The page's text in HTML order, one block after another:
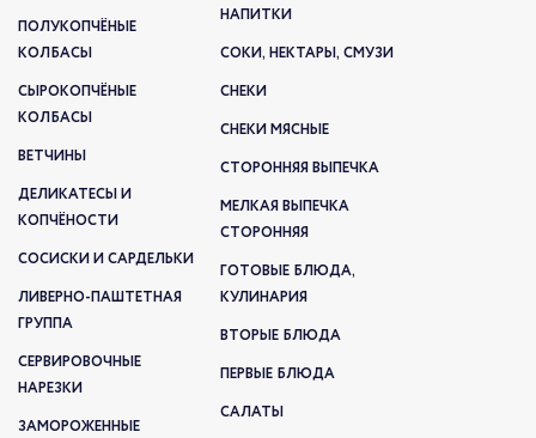
ПОЛУКОПЧЁНЫЕ
КОЛБАСЫ
СЫРОКОПЧЁНЫЕ
КОЛБАСЫ
ВЕТЧИНЫ
ДЕЛИКАТЕСЫ И
КОПЧЁНОСТИ
СОСИСКИ И САРДЕЛЬКИ
ЛИВЕРНО-ПАШТЕТНАЯ
ГРУППА
СЕРВИРОВОЧНЫЕ
НАРЕЗКИ
ЗАМОРОЖЕННЫЕ
НАПИТКИ
СОКИ, НЕКТАРЫ, СМУЗИ
СНЕКИ
СНЕКИ МЯСНЫЕ
СТОРОННЯЯ ВЫПЕЧКА
МЕЛКАЯ ВЫПЕЧКА
СТОРОННЯЯ
ГОТОВЫЕ БЛЮДА,
КУЛИНАРИЯ
ВТОРЫЕ БЛЮДА
ПЕРВЫЕ БЛЮДА
САЛАТЫ